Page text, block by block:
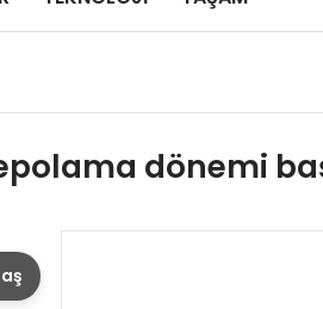
dönemi